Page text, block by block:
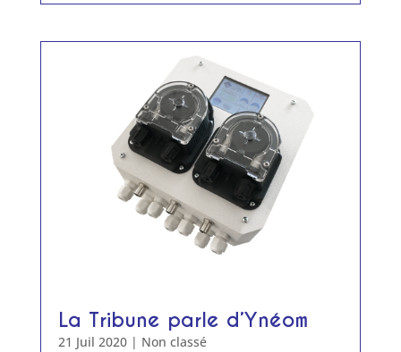
La Tribune parle d’Ynéom
21 Juil 2020| Non classé